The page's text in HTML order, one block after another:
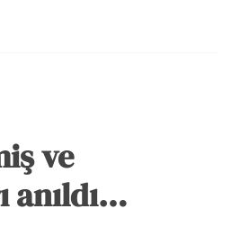
ve
anıldı…